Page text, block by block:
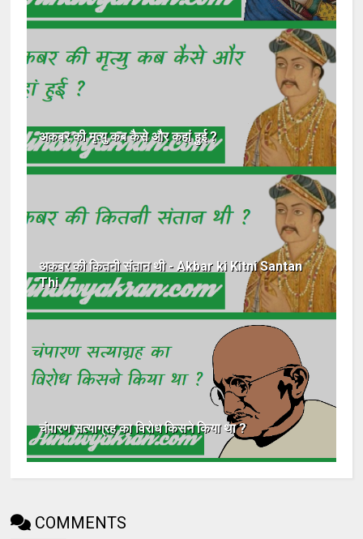
अकबर की मृत्यु कब कैसे और कहां हुई ?
अकबर की कितनी संतान थी - Akbar ki Kitni Santan
Thi
चंपारण सत्याग्रह का विरोध किसने किया था ?
COMMENTS